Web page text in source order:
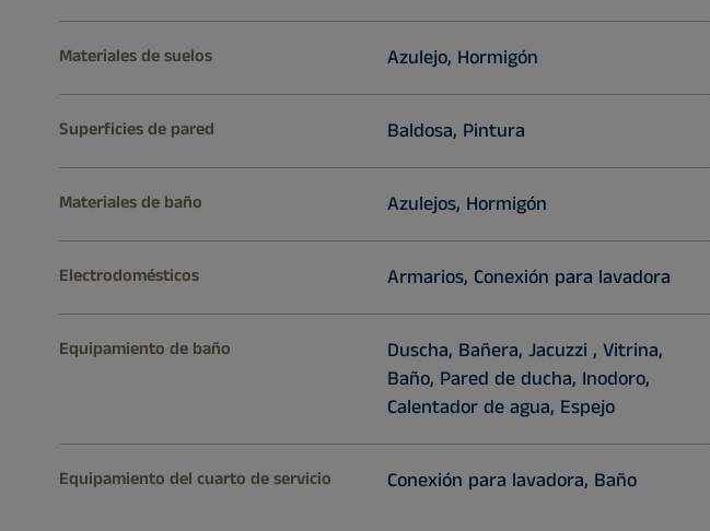
Materiales de suelos Azulejo, Hormigón
Superficies de pared Baldosa, Pintura
Materiales de baño Azulejos, Hormigón
Electrodomésticos Armarios, Conexión para lavadora
Equipamiento de baño
Duscha, Bañera, Jacuzzi , Vitrina,
Baño, Pared de ducha, Inodoro,
Calentador de agua, Espejo
Equipamiento del cuarto de servicio Conexión para lavadora, Baño